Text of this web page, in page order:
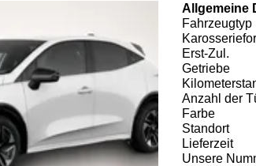
Allgemeine
Fahrzeugtyp
Erst-Zul.
Getriebe
Anzahl der
Farbe
Standort
Lieferzeit
Unsere